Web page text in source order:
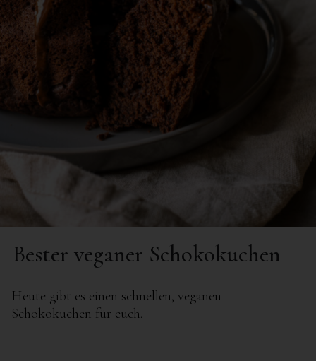
Bester veganer Schokokuchen
Heute gibt es einen schnellen, veganen
Schokokuchen für euch.